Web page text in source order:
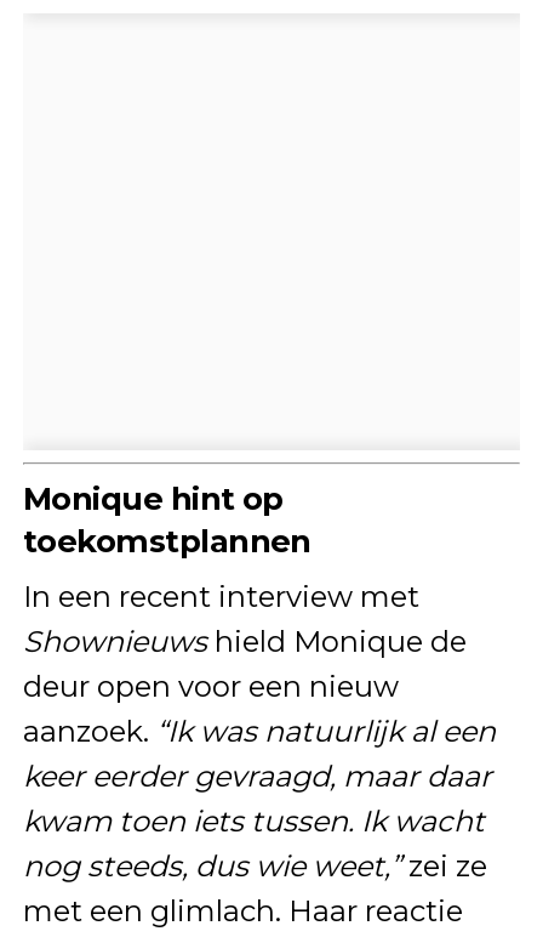
Monique hint op
toekomstplannen
In een recent interview met
Shownieuwshield Monique de
deur open voor een nieuw
aanzoek. “Ik was natuurlijk al een
keer eerder gevraagd, maar daar
kwam toen iets tussen. Ik wacht
nog steeds, dus wie weet,”zei ze
met een glimlach. Haar reactie